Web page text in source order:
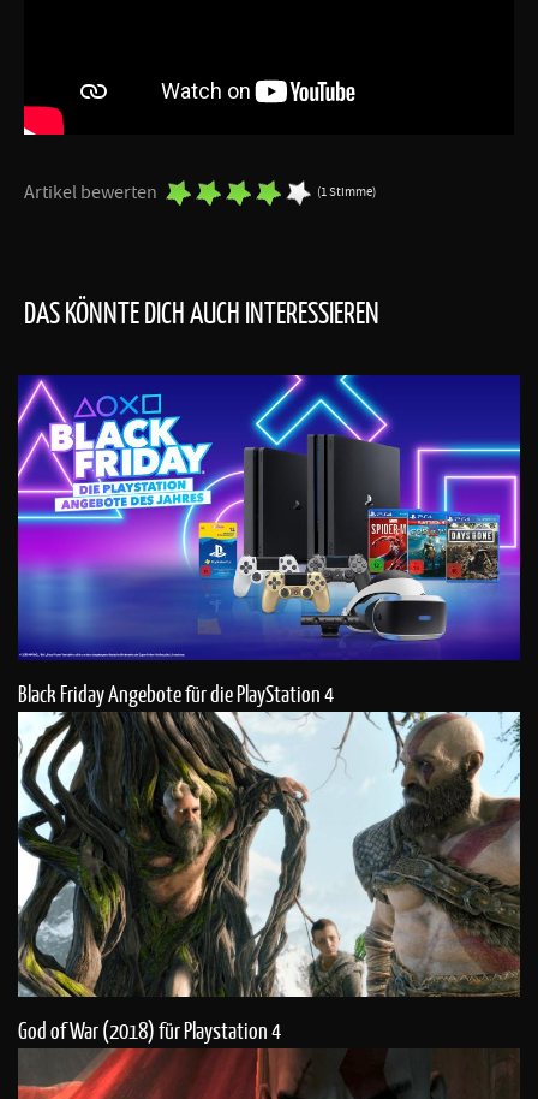
Artikel bewerten (1 Stimme)
DAS KÖNNTE DICH AUCH INTERESSIEREN
Black Friday Angebote für die PlayStation 4
God of War (2018) für Playstation 4